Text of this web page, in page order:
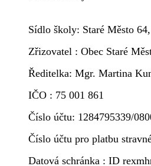
Sídlo školy: Staré Město
Zřizovatel : Obec Staré
Ředitelka: Mgr. Martina
IČO : 75 001 861
Číslo účtu: 1284795339/
Číslo účtu pro platbu
Datová schránka : ID